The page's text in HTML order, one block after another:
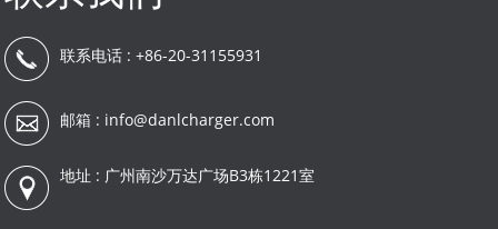
联系电话 : +86-20-31155931
邮箱 : info@danlcharger.com
地址 : 广州南沙万达广场B3栋1221室